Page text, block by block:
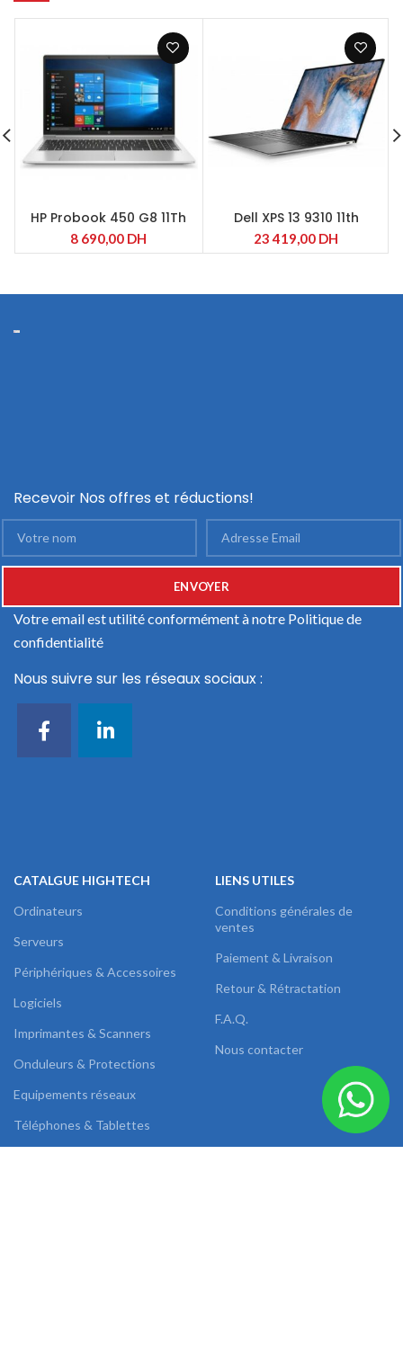
HP Probook 450 G8 11Th
Intel Core i7-1165G7
8 690,00 DH
Dell XPS 13 9310 11th
23 419,00 DH
Recevoir Nos offres et réductions!
Votre email est utilité conformément à notre Politique de
confidentialité
Nous suivre sur les réseaux sociaux :
CATALGUE HIGHTECH
Ordinateurs
Serveurs
Périphériques & Accessoires
Logiciels
Imprimantes & Scanners
Onduleurs & Protections
Equipements réseaux
Téléphones & Tablettes
LIENS UTILES
Conditions générales de
ventes
Paiement & Livraison
Retour & Rétractation
F.A.Q.
Nous contacter